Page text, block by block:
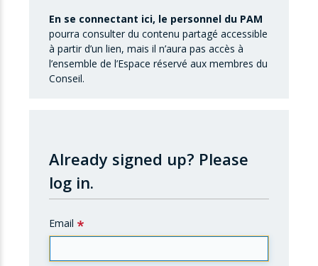
En se connectant ici, le personnel du PAM
pourra consulter du contenu partagé accessible
à partir d’un lien, mais il n’aura pas accès à
l’ensemble de l’Espace réservé aux membres du
Conseil.
Already signed up? Please
log in.
Email